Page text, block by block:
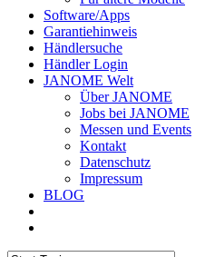
Software/Apps
Garantiehinweis
Händlersuche
Händler Login
JANOME Welt
Über JANOME
Jobs bei JANOME
Messen und Events
Kontakt
Datenschutz
Impressum
BLOG